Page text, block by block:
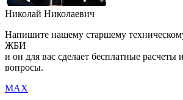
Николай Николаевич
Напишите нашему старшему
ЖБИ
и он для вас сделает бесплатные расчеты
вопросы.
MAX